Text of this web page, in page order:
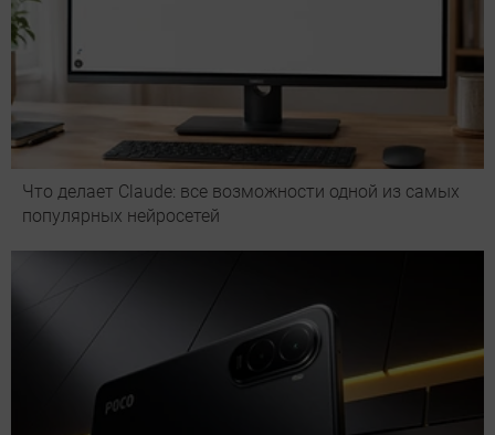
Что делает Сlaude: все возможности одной из самых
популярных нейросетей